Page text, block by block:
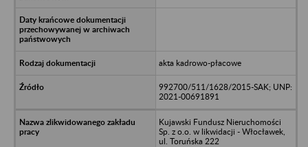
akta kadrowo-płacowe
992700/511/1628/2015-SAK; UNP:
2021-00691891
Kujawski Fundusz Nieruchomości
Sp. z o.o. w likwidacji - Włocławek,
ul. Toruńska 222